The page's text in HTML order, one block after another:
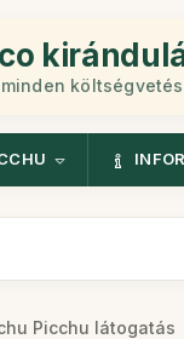
Picchu látogatás